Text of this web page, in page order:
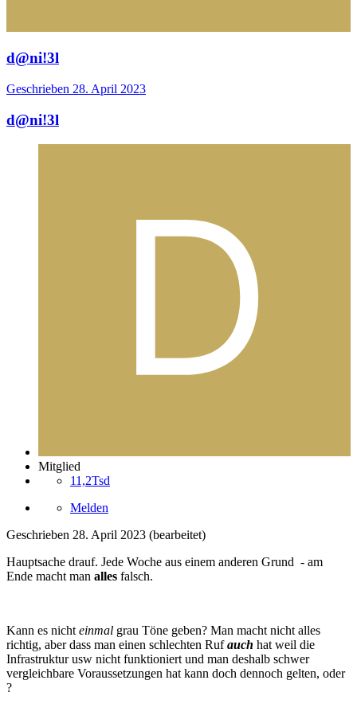
d@ni!3l
Geschrieben 28. April 2023
d@ni!3l
Mitglied
11,2Tsd
Melden
Geschrieben 28. April 2023 (bearbeitet)
Hauptsache drauf. Jede Woche aus einem anderen Grund - am
Ende macht man alles falsch.
Kann es nicht einmal grau Töne geben? Man macht nicht alles
richtig, aber dass man einen schlechten Rufauch hat weil die
Infrastruktur usw nicht funktioniert und man deshalb schwer
vergleichbare Voraussetzungen hat kann doch dennoch gelten, oder
?